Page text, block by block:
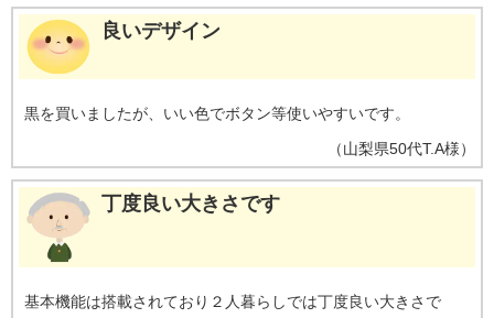
良いデザイン
黒を買いましたが、いい色でボタン等使いやすいです。
（山梨県50代T.A様）
丁度良い大きさです
基本機能は搭載されており２人暮らしでは丁度良い大きさで